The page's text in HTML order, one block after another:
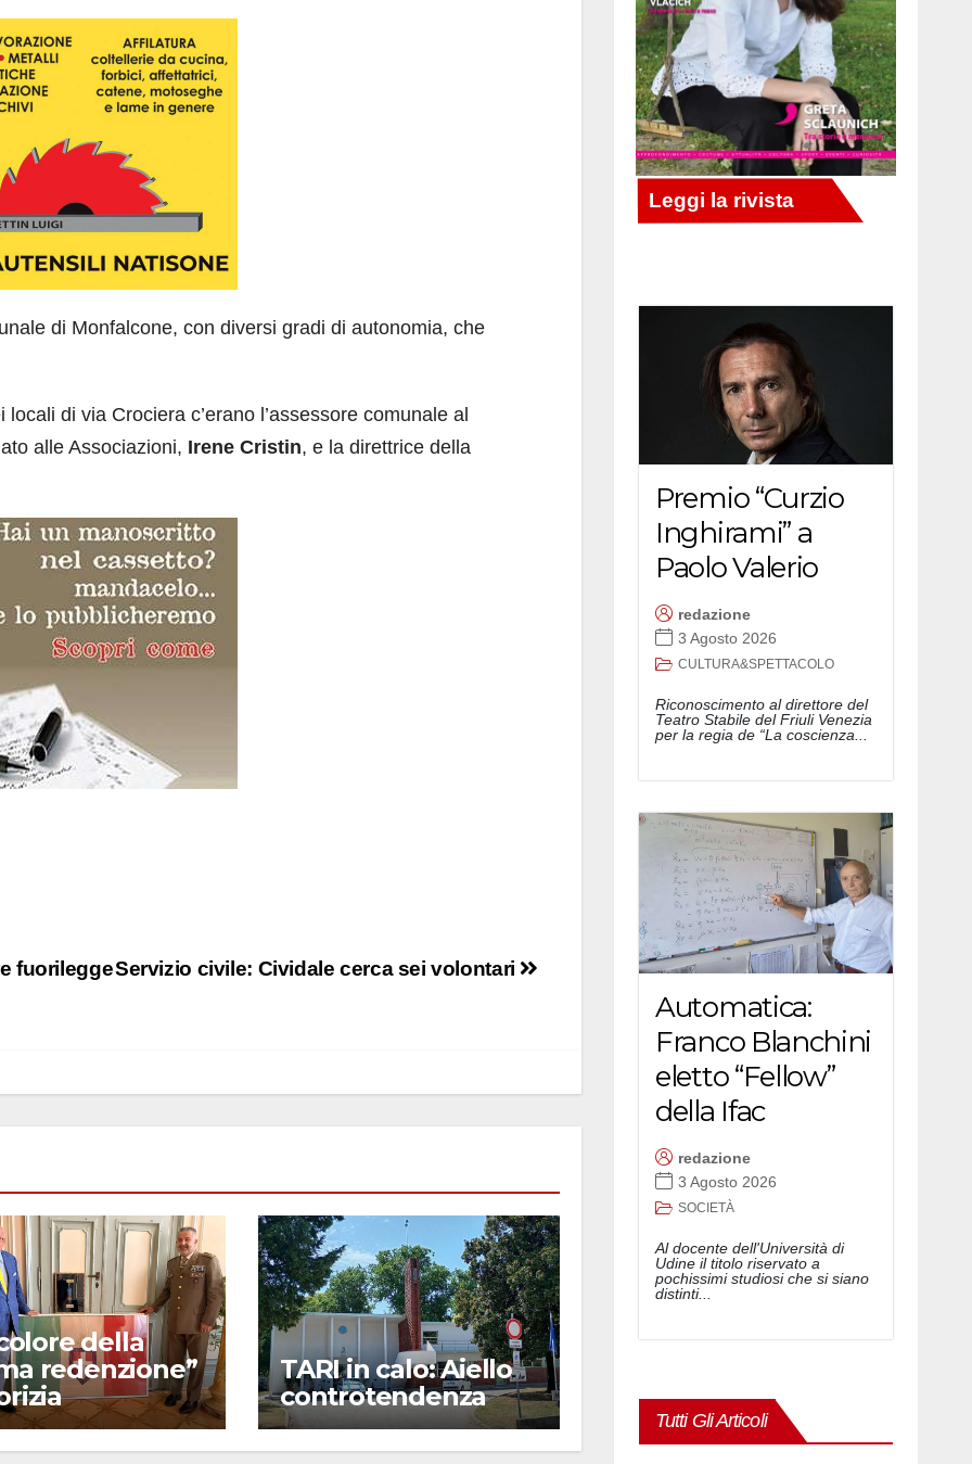
di Monfalcone, con diversi gradi di autonomia, che
di via Crociera c’erano l’assessore comunale al
alle Associazioni, Irene Cristin, e la direttrice della
Servizio civile: Cividale cerca sei volontari
fuorilegge
della
redenzione”
TARI in calo: Aiello
controtendenza
Premio “Curzio
Inghirami” a
Paolo Valerio
redazione
3 Agosto 2026
CULTURA&SPETTACOLO
Riconoscimento al direttore del
Teatro Stabile del Friuli Venezia
per la regia de “La coscienza...
Automatica:
Franco Blanchini
eletto “Fellow”
della Ifac
redazione
3 Agosto 2026
SOCIETÀ
Al docente dell'Università di
Udine il titolo riservato a
pochissimi studiosi che si siano
distinti...
Tutti Gli Articoli